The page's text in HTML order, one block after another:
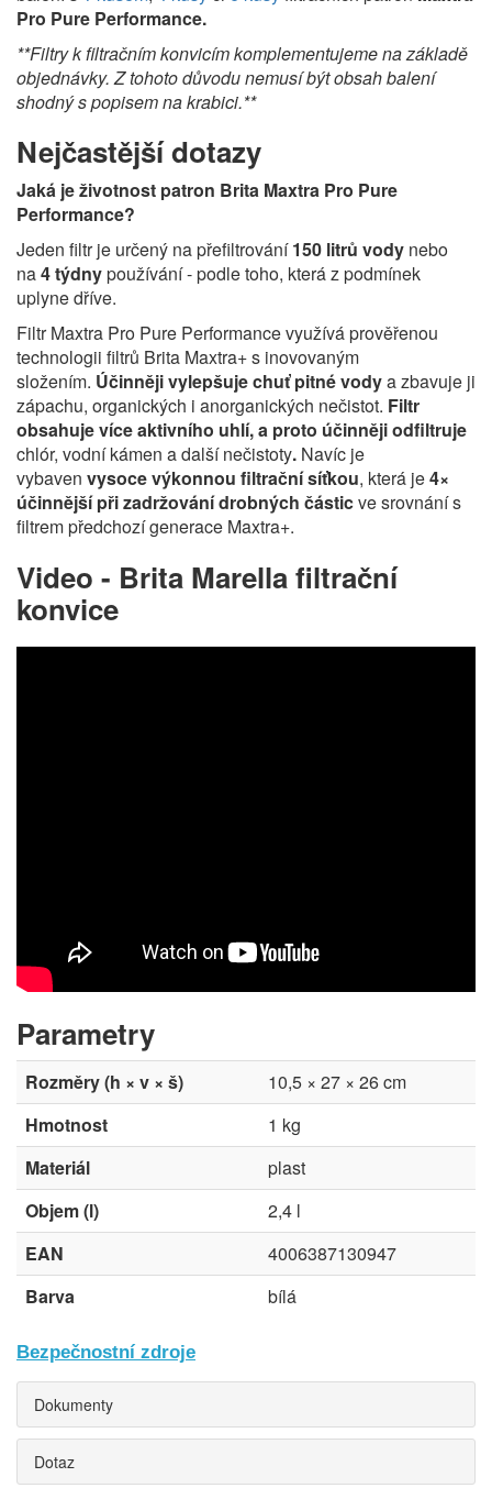
Pro Pure Performance.
**Filtry k filtračním konvicím komplementujeme na základě
objednávky. Z tohoto důvodu nemusí být obsah balení
shodný s popisem na krabici.**
Nejčastější dotazy
Jaká je životnost patron Brita Maxtra Pro Pure
Performance?
Jeden filtr je určený na přefiltrování150 litrů vody nebo
na4 týdnypoužívání - podle toho, která z podmínek
uplyne dříve.
Filtr Maxtra Pro Pure Performance využívá prověřenou
technologii filtrů Brita Maxtra+ s inovovaným
složením. Účinněji vylepšuje chuť pitné vodya zbavuje ji
zápachu, organických i anorganických nečistot. Filtr
obsahuje více aktivního uhlí, a proto účinněji odfiltruje
chlór, vodní kámen a další nečistoty. Navíc je
vybaven vysoce výkonnou filtrační síťkou, která je4×
účinnější při zadržování drobných částicve srovnání s
filtrem předchozí generace Maxtra+.
Video - Brita Marella filtrační
konvice
Parametry
Rozměry (h × v × š)
10,5 × 27 × 26 cm
Hmotnost
1 kg
Materiál
plast
Objem (l)
2,4 l
EAN
4006387130947
Barva
bílá
Bezpečnostní zdroje
Dokumenty
Dotaz